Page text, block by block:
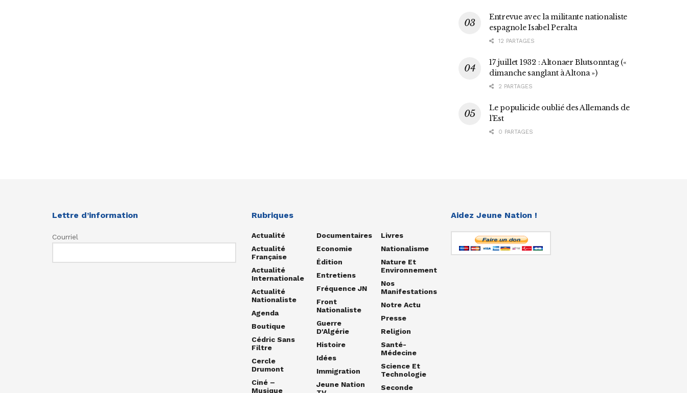
Entrevue avec la militante nationaliste
espagnole Isabel Peralta
12 PARTAGES
17 juillet 1932 : Altonaer Blutsonntag («
dimanche sanglant à Altona »)
2 PARTAGES
Le populicide oublié des Allemands de
l’Est
0 PARTAGES
Lettre d’information
Courriel
Rubriques
Actualité
Actualité
Française
Actualité
Internationale
Actualité
Nationaliste
Agenda
Boutique
Cédric Sans
Filtre
Cercle
Drumont
Ciné –
Musique
Documentaires
Economie
Édition
Entretiens
Fréquence JN
Front
Nationaliste
Guerre
D'Algérie
Histoire
Idées
Immigration
Jeune Nation
Livres
Nationalisme
Nature Et
Environnement
Nos
Manifestations
Notre Actu
Presse
Religion
Santé-
Médecine
Science Et
Technologie
Seconde
Aidez Jeune Nation !